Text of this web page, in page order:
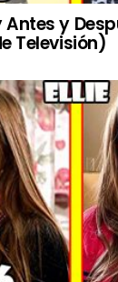
y
Televisión)